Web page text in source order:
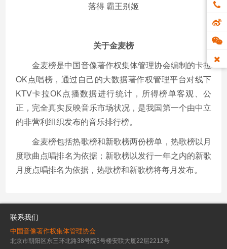
落得 霸王别姬
关于金麦榜
金麦榜是中国音像著作权集体管理协会编制的卡拉
OK点唱榜，通过自己的大数据著作权管理平台对线下
KTV卡拉OK点播数据进行统计，所得榜单客观、公
正，完全真实反映音乐市场状况，是我国第一个由中立
的非营利组织发布的音乐排行榜。
金麦榜包括热歌榜和新歌榜两份榜单，热歌榜以月
度歌曲点唱排名为依据；新歌榜以发行一年之内的新歌
月度点唱排名为依据，热歌榜和新歌榜将每月发布。
联系我们
中国音像著作权集体管理协会
北京市朝阳区东三环北路38号院3号楼安联大厦22层2212号